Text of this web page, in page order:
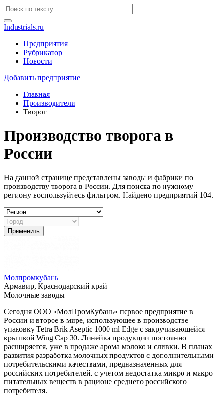
Industrials.ru
Предприятия
Рубрикатор
Новости
Добавить предприятие
Главная
Производители
Творог
Производство творога в
России
На данной странице представлены заводы и фабрики по
производству творога в России. Для поиска по нужному
региону воспользуйтесь фильтром. Найдено предприятий 104.
Применить
Молпромкубань
Армавир, Краснодарский край
Молочные заводы
Сегодня ООО «МолПромКубань» первое предприятие в
России и второе в мире, использующее в производстве
упаковку Tetra Brik Aseptic 1000 ml Edge с закручивающейся
крышкой Wing Cap 30. Линейка продукции постоянно
расширяется, уже в продаже арома молоко и сливки. В планах
развития разработка молочных продуктов с дополнительными
потребительскими качествами, предназначенных для
российских потребителей, с учетом недостатка микро и макро
питательных веществ в рационе среднего российского
потребителя.